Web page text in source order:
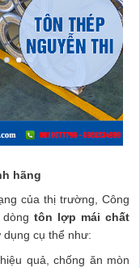
hãng
của thị trường, Công
tôn lợp mái chất
dụng cụ thể như:
quả, chống ăn mòn